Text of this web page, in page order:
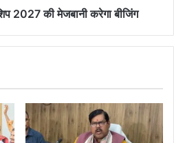
2027 की मेजबानी करेगा बीजिंग